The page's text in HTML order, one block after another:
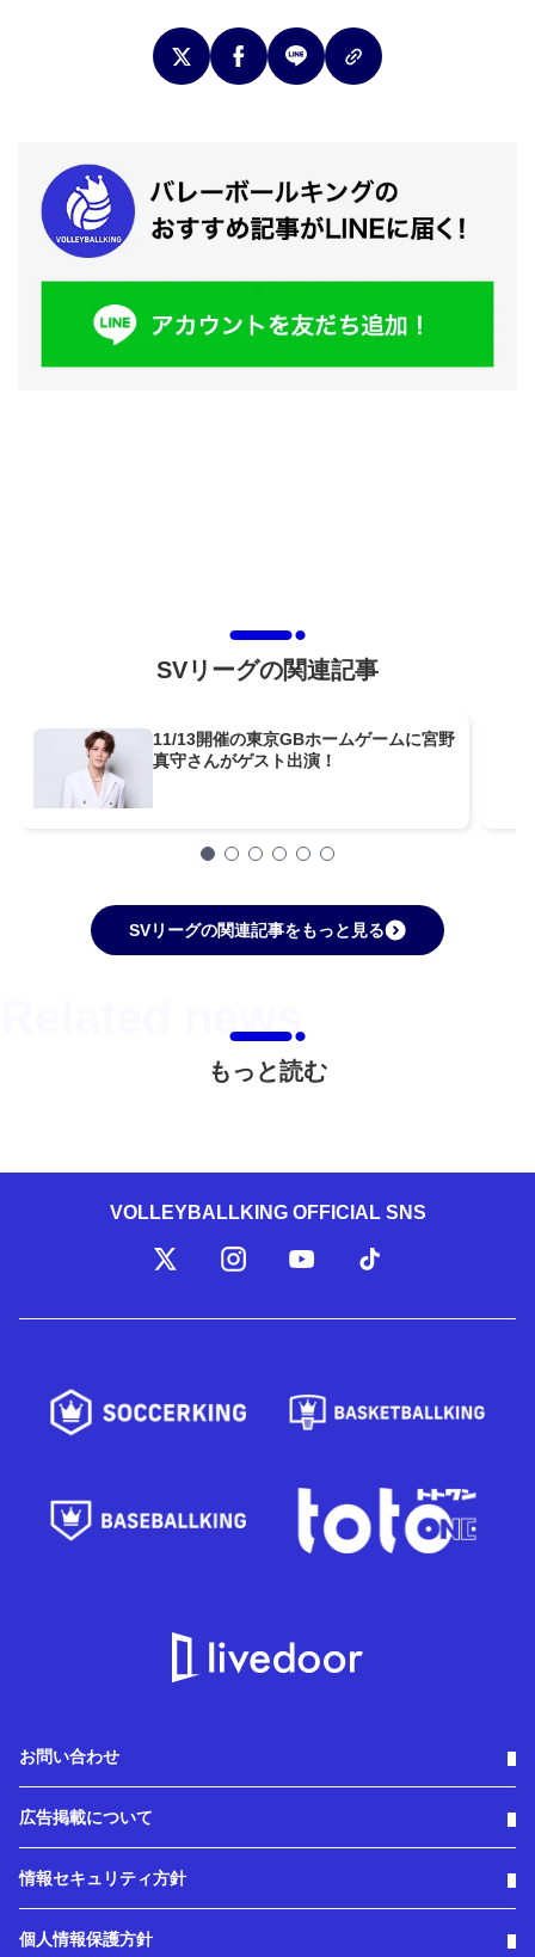
SVリーグの関連記事
11/13開催の東京GBホームゲームに宮野
真守さんがゲスト出演！
SVリーグの関連記事をもっと見る
もっと読む
VOLLEYBALLKING OFFICIAL SNS
お問い合わせ
広告掲載について
情報セキュリティ方針
個人情報保護方針